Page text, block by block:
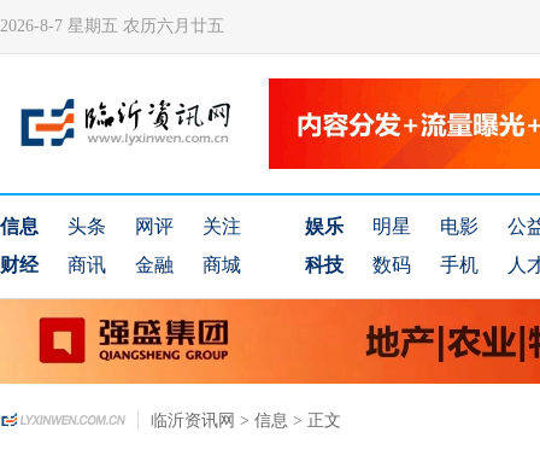
2026-8-7 星期五 农历六月廿五
信息 头条 网评
关注
财经
商讯 金融 商城
娱乐 明星 电影
公
科技
数码 手机 人
临沂资讯网 > 信息 > 正文